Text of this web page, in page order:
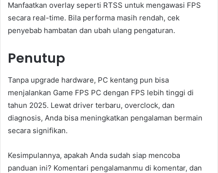
Manfaatkan overlay seperti RTSS untuk mengawasi FPS
secara real-time. Bila performa masih rendah, cek
penyebab hambatan dan ubah ulang pengaturan.
Penutup
Tanpa upgrade hardware, PC kentang pun bisa
menjalankan Game FPS PC dengan FPS lebih tinggi di
tahun 2025. Lewat driver terbaru, overclock, dan
diagnosis, Anda bisa meningkatkan pengalaman bermain
secara signifikan.
Kesimpulannya, apakah Anda sudah siap mencoba
panduan ini? Komentari pengalamanmu di komentar, dan